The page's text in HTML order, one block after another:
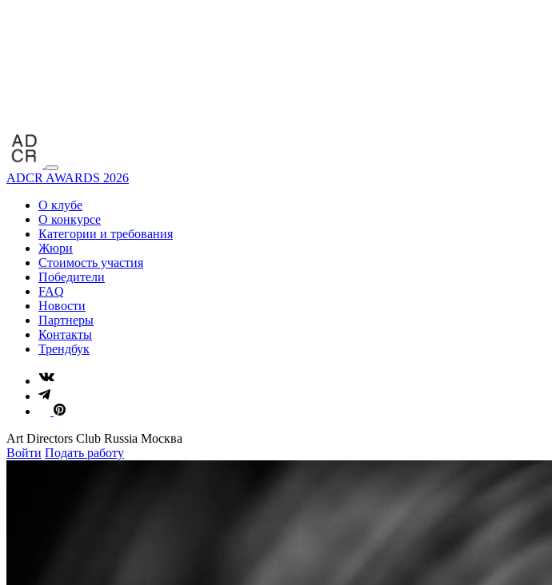
ADCR AWARDS 2026
О клубе
О конкурсе
Категории и требования
Жюри
Стоимость участия
Победители
FAQ
Новости
Партнеры
Контакты
Трендбук
Art Directors Club Russia Москва
Войти Подать работу